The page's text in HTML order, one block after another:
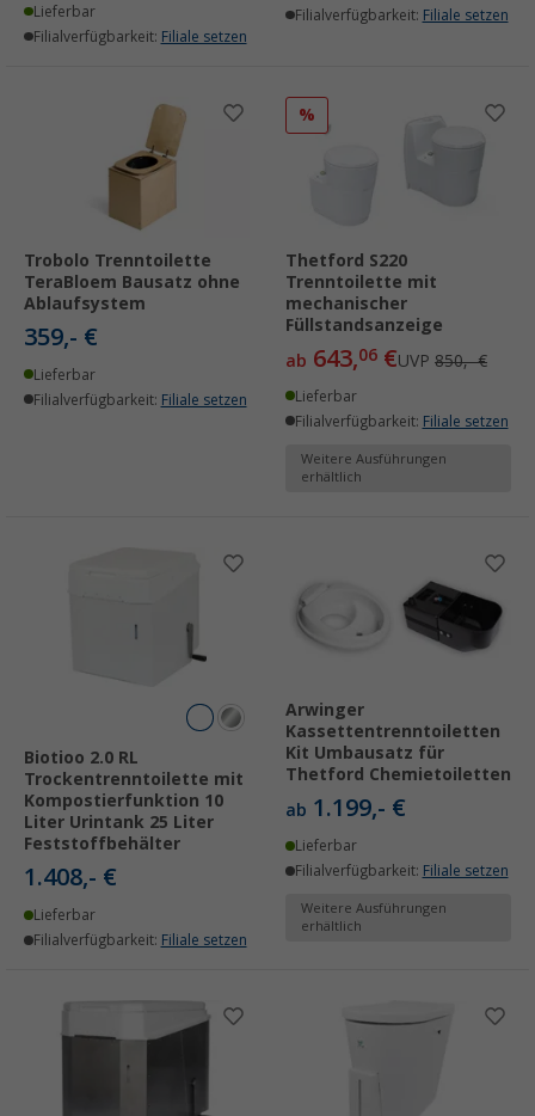
Lieferbar
Filialverfügbarkeit: Filiale setzen
Filialverfügbarkeit: Filiale setzen
Trobolo Trenntoilette
TeraBloem Bausatz ohne
Ablaufsystem
359,- €
Lieferbar
Filialverfügbarkeit: Filiale setzen
%
Thetford S220
Trenntoilette mit
mechanischer
Füllstandsanzeige
ab 643,06 €UVP 850,- €
Lieferbar
Filialverfügbarkeit: Filiale setzen
Weitere Ausführungen
erhältlich
Biotioo 2.0 RL
Trockentrenntoilette mit
Kompostierfunktion 10
Liter Urintank 25 Liter
Feststoffbehälter
1.408,- €
Lieferbar
Filialverfügbarkeit: Filiale setzen
Arwinger
Kassettentrenntoiletten
Kit Umbausatz für
Thetford Chemietoiletten
ab 1.199,- €
Lieferbar
Filialverfügbarkeit: Filiale setzen
Weitere Ausführungen
erhältlich